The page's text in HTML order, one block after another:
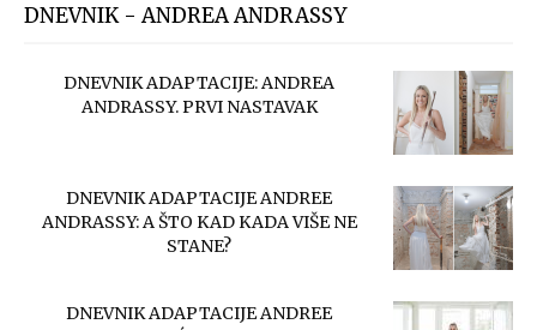
DNEVNIK - ANDREA ANDRASSY
DNEVNIK ADAPTACIJE: ANDREA
ANDRASSY. PRVI NASTAVAK
DNEVNIK ADAPTACIJE ANDREE
ANDRASSY: A ŠTO KAD KADA VIŠE NE
STANE?
DNEVNIK ADAPTACIJE ANDREE